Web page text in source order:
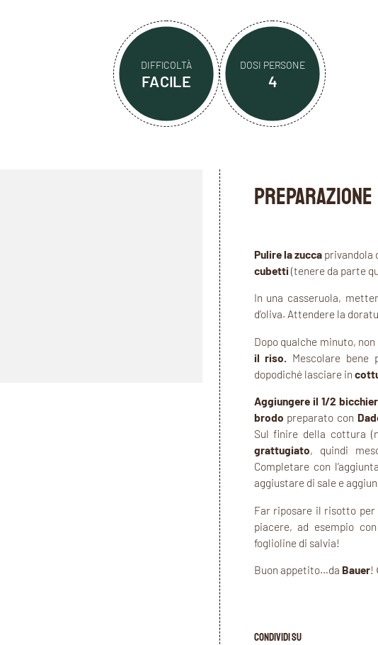
DIFFICOLTÀ
FACILE
DOSI PERSONE
4
PREPARAZIONE
Pulire la zuccaprivandola
cubetti (tenere da parte
In una casseruola,
d’oliva. Attendere la
Dopo qualche minuto,
il riso. Mescolare
dopodiché lasciare in
Aggiungere il 1/2
brodo preparato con
Sul finire della cottura
grattugiato, quindi
Completare con
aggiustare di sale e
Far riposare il risotto
piacere, ad esempio
foglioline di salvia!
Buon appetito…da Bauer!
CONDIVIDI SU